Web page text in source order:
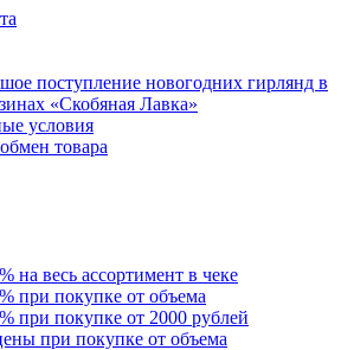
поступление новогодних гирлянд в
«Скобяная Лавка»
условия
товара
на весь ассортимент в чеке
при покупке от объема
при покупке от 2000 рублей
при покупке от объема